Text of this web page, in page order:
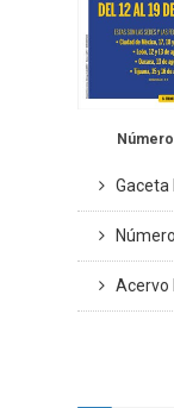
Gaceta
Acervo